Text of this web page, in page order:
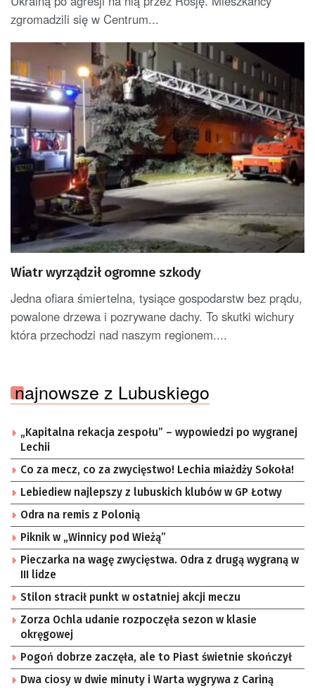
zgromadzili się w Centrum...
Wiatr wyrządził ogromne szkody
Jedna ofiara śmiertelna, tysiące gospodarstw bez prądu,
powalone drzewa i pozrywane dachy. To skutki wichury
która przechodzi nad naszym regionem....
najnowsze z Lubuskiego
„Kapitalna rekacja zespołu” – wypowiedzi po wygranej
Lechii
Co za mecz, co za zwycięstwo! Lechia miażdży Sokoła!
Lebiediew najlepszy z lubuskich klubów w GP Łotwy
Odra na remis z Polonią
Piknik w „Winnicy pod Wieżą”
Pieczarka na wagę zwycięstwa. Odra z drugą wygraną w
III lidze
Stilon stracił punkt w ostatniej akcji meczu
Zorza Ochla udanie rozpoczęła sezon w klasie
okręgowej
Pogoń dobrze zaczęła, ale to Piast świetnie skończył
Dwa ciosy w dwie minuty i Warta wygrywa z Cariną